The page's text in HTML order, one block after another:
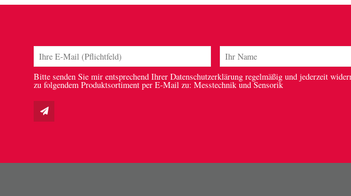
Bitte senden Sie mir entsprechend Ihrer Datenschutzerklärung regelmäßig und jederzeit
zu folgendem Produktsortiment per E-Mail zu: Messtechnik und Sensorik